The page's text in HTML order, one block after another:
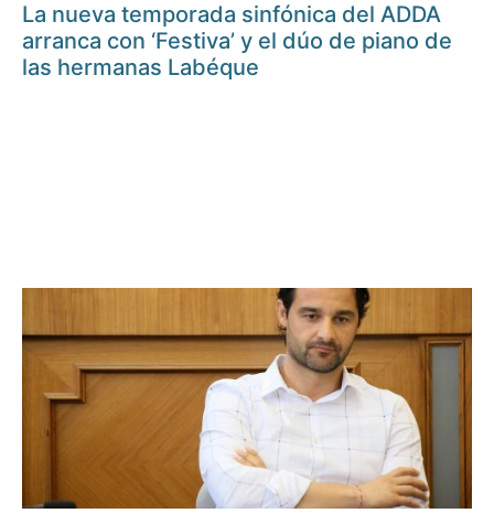
La nueva temporada sinfónica del ADDA
arranca con ‘Festiva’ y el dúo de piano de
las hermanas Labéque